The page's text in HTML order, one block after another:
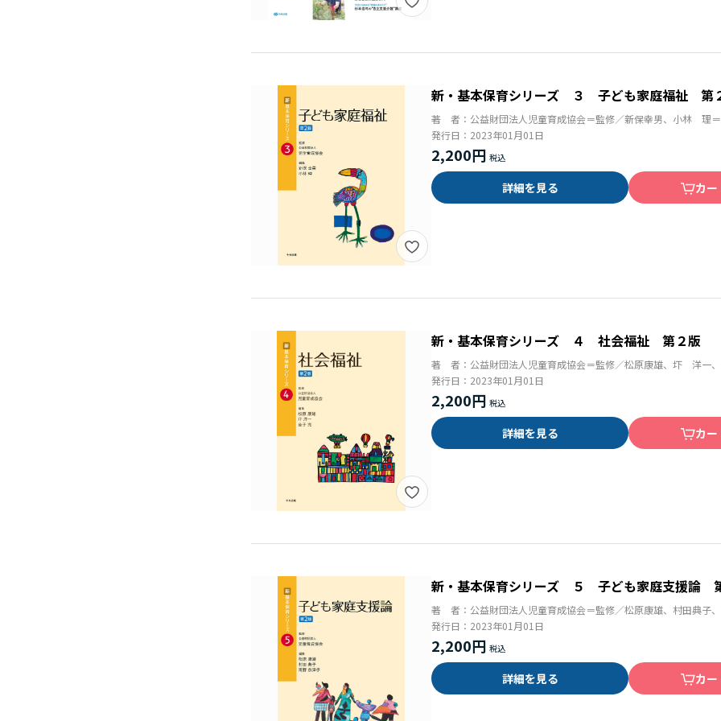
新・基本保育シリーズ ３ 子ども家庭福祉 第
著 者： 公益財団法人児童育成協会＝監修／新保幸男、小林 理
発行日： 2023年01月01日
2,200円
詳細を見る カー
新・基本保育シリーズ ４ 社会福祉 第２版
著 者： 公益財団法人児童育成協会＝監修／松原康雄、圷 洋一
発行日： 2023年01月01日
2,200円
詳細を見る カー
新・基本保育シリーズ ５ 子ども家庭支援論
著 者： 公益財団法人児童育成協会＝監修／松原康雄、村田典子
発行日： 2023年01月01日
2,200円
詳細を見る カー